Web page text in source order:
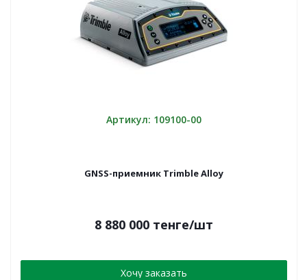
Артикул: 109100-00
GNSS-приемник Trimble Alloy
8 880 000 тенге/шт
Хочу заказать